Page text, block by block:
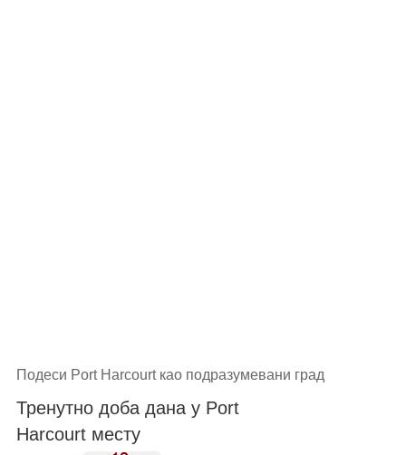
Подеси Port Harcourt као подразумевани град
Тренутно доба дана у Port
Harcourt месту